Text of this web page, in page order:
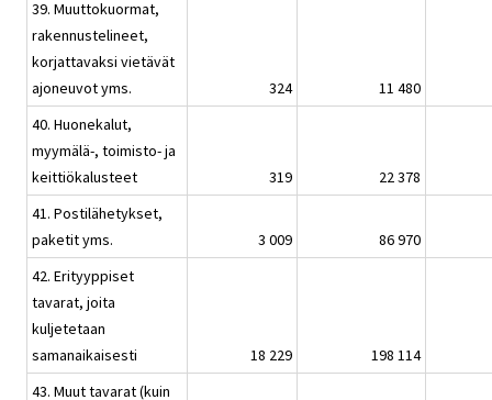
39. Muuttokuormat,
rakennustelineet,
korjattavaksi vietävät
ajoneuvot yms.
324
11 480
40. Huonekalut,
myymälä-, toimisto- ja
keittiökalusteet
319
22 378
41. Postilähetykset,
paketit yms.
3 009
86 970
42. Erityyppiset
tavarat, joita
kuljetetaan
samanaikaisesti
18 229
198 114
43. Muut tavarat (kuin